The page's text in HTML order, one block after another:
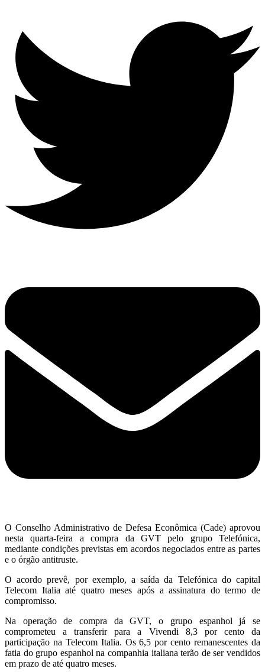
O Conselho Administrativo de Defesa Econômica (Cade) aprovou
nesta quarta-feira a compra da GVT pelo grupo Telefónica,
mediante condições previstas em acordos negociados entre as partes
e o órgão antitruste.
O acordo prevê, por exemplo, a saída da Telefónica do capital
Telecom Italia até quatro meses após a assinatura do termo de
compromisso.
Na operação de compra da GVT, o grupo espanhol já se
comprometeu a transferir para a Vivendi 8,3 por cento da
participação na Telecom Italia. Os 6,5 por cento remanescentes da
fatia do grupo espanhol na companhia italiana terão de ser vendidos
em prazo de até quatro meses.